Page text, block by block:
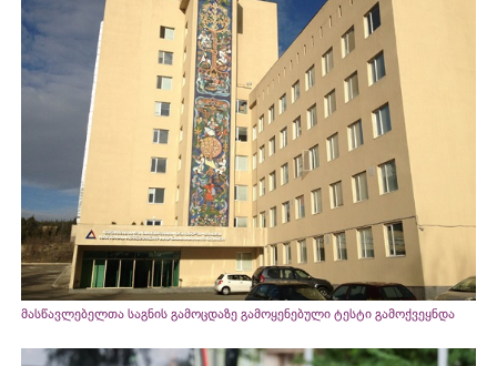
მასწავლებელთა საგნის გამოცდაზე გამოყენებული ტესტი გამოქვეყნდა